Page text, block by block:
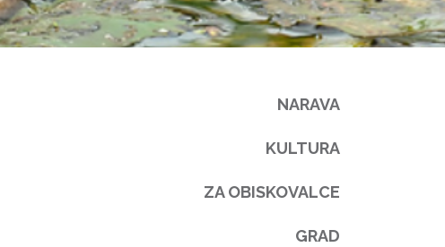
NARAVA
KULTURA
ZA OBISKOVALCE
GRAD